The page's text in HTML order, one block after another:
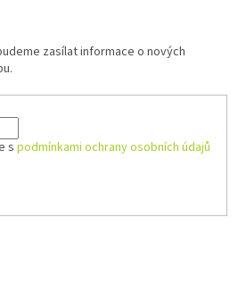
zasílat informace o nových
s podmínkami ochrany osobních údajů